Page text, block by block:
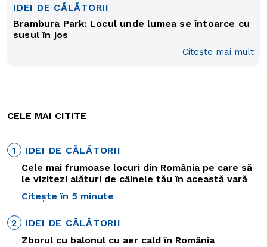
IDEI DE CĂLĂTORII
Brambura Park: Locul unde lumea se întoarce cu
susul în jos
Citește mai mult
CELE MAI CITITE
1
IDEI DE CĂLĂTORII
Cele mai frumoase locuri din România pe care să
le vizitezi alături de câinele tău în această vară
Citește în 5 minute
2
IDEI DE CĂLĂTORII
Zborul cu balonul cu aer cald în România